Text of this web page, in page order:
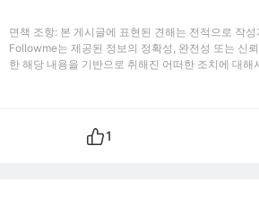
면책 조항: 본 게시글에 표현된 견해는 전적으로 작
Followme는 제공된 정보의 정확성, 완전성 또는 신
한 해당 내용을 기반으로 취해진 어떠한 조치에 대해
1